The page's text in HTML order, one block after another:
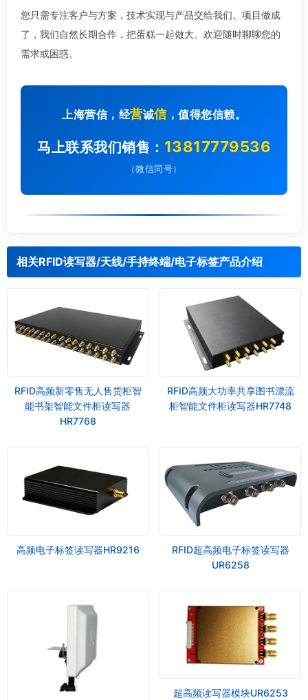
您只需专注客户与方案，技术实现与产品交给我们。项目做成
了，我们自然长期合作，把蛋糕一起做大。欢迎随时聊聊您的
需求或困惑。
上海营信，经营诚信，值得您信赖。
马上联系我们销售： 13817779536
（微信同号）
相关RFID读写器/天线/手持终端/电子标签产品介绍
RFID高频新零售无人售货柜智
能书架智能文件柜读写器
HR7768
RFID高频大功率共享图书漂流
柜智能文件柜读写器HR7748
高频电子标签读写器HR9216
RFID超高频电子标签读写器
UR6258
超高频读写器模块UR6253